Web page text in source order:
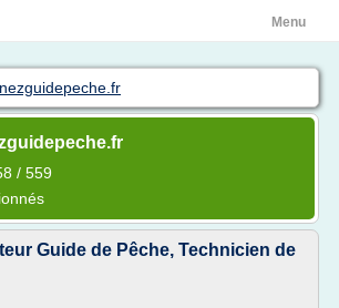
Menu
/ 559
Guide de Pêche, Technicien de